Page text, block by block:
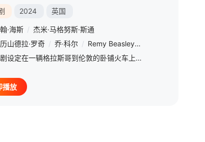
顿 / 汤姆·吉尔 奥拉·拉塞尔 / 吉姆·斯图格恩
2024 英国
·海斯 / 杰米·马格努斯·斯通
山德拉·罗奇 / 乔·科尔 / Remy Beasley /
该剧设定在一辆格拉斯哥到伦敦的卧铺火车上，火车上发生危机并迅速升级，两位陌生人必须合作拯救车上的乘客。
播放